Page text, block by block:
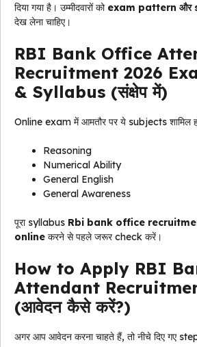
दिया गया है। उम्मीदवारों को exam pattern और
देख लेना चाहिए।
RBI Bank Office
Recruitment 2026
& Syllabus (संक्षेप में)
Online exam में आमतौर पर ये subjects शामिल
Reasoning
Numerical Ability
General English
General Awareness
पूरा syllabus Rbi bank office
online करने से पहले जरूर check करें।
How to Apply RBI
Attendant
(आवेदन कैसे करें?)
अगर आप आवेदन करना चाहते हैं, तो नीचे दिए गए